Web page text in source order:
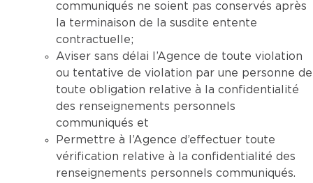
communiqués ne soient pas conservés après
la terminaison de la susdite entente
contractuelle;
Aviser sans délai l’Agence de toute violation
ou tentative de violation par une personne de
toute obligation relative à la confidentialité
des renseignements personnels
communiqués et
Permettre à l’Agence d’effectuer toute
vérification relative à la confidentialité des
renseignements personnels communiqués.